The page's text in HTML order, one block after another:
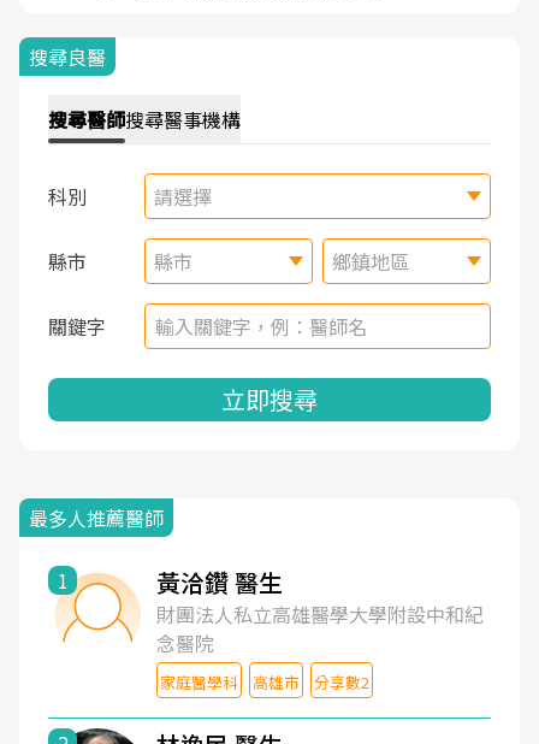
搜尋良醫
搜尋醫師搜尋醫事機構
科別 請選擇
縣市 縣市 鄉鎮地區
關鍵字
立即搜尋
最多人推薦醫師
1 黃洽鑽 醫生
財團法人私立高雄醫學大學附設中和紀
念醫院
家庭醫學科 高雄市 分享數2